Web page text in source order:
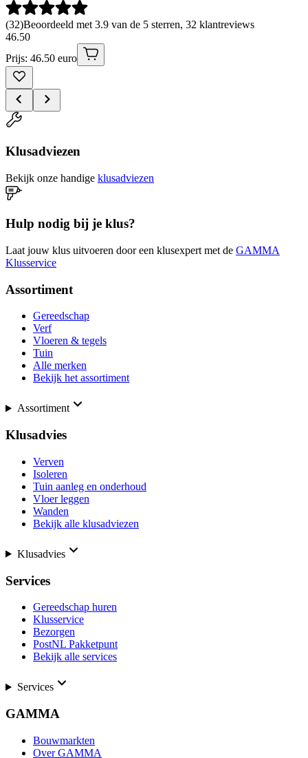
(32)Beoordeeld met 3.9 van de 5 sterren, 32 klantreviews
46.50
Prijs: 46.50 euro
Klusadviezen
Bekijk onze handige klusadviezen
Hulp nodig bij je klus?
Laat jouw klus uitvoeren door een klusexpert met de GAMMA
Klusservice
Assortiment
Gereedschap
Verf
Vloeren & tegels
Tuin
Alle merken
Bekijk het assortiment
Assortiment
Klusadvies
Verven
Isoleren
Tuin aanleg en onderhoud
Vloer leggen
Wanden
Bekijk alle klusadviezen
Klusadvies
Services
Gereedschap huren
Klusservice
Bezorgen
PostNL Pakketpunt
Bekijk alle services
Services
GAMMA
Bouwmarkten
Over GAMMA